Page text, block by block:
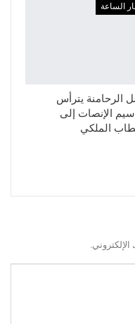
الساعة
الرحامنة يترأس
الإنصات إلى
الملكي